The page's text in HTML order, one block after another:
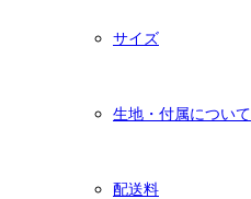
サイズ
生地・付属について
配送料